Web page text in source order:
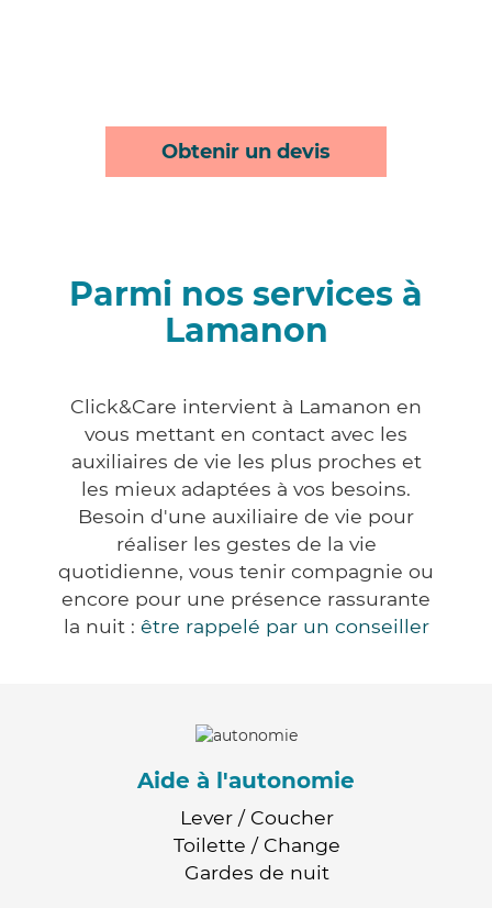
Obtenir un devis
Parmi nos services à
Lamanon
Click&Care intervient à Lamanon en
vous mettant en contact avec les
auxiliaires de vie les plus proches et
les mieux adaptées à vos besoins.
Besoin d'une auxiliaire de vie pour
réaliser les gestes de la vie
quotidienne, vous tenir compagnie ou
encore pour une présence rassurante
la nuit : être rappelé par un conseiller
Aide à l'autonomie
Lever / Coucher
Toilette / Change
Gardes de nuit